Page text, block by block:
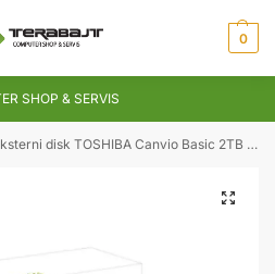
0
SHOP & SERVIS
disk TOSHIBA Canvio Basic 2TB USB 3.2